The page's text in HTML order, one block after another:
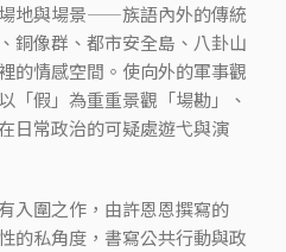
地與場景——族語內外的傳統
銅像群、都市安全島、八卦山
的情感空間。使向外的軍事觀
「假」為重重景觀「場勘」、
日常政治的可疑處遊弋與演
入圍之作，由許恩恩撰寫的
的私角度，書寫公共行動與政